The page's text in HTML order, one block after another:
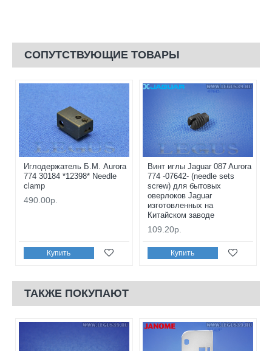
СОПУТСТВУЮЩИЕ ТОВАРЫ
Иглодержатель Б.М. Aurora
774 30184 *12398* Needle
clamp
490.00р.
Купить
Винт иглы Jaguar 087 Aurora
774 -07642- (needle sets
screw) для бытовых
оверлоков Jaguar
изготовленных на
Китайском заводе
109.20р.
Купить
ТАКЖЕ ПОКУПАЮТ